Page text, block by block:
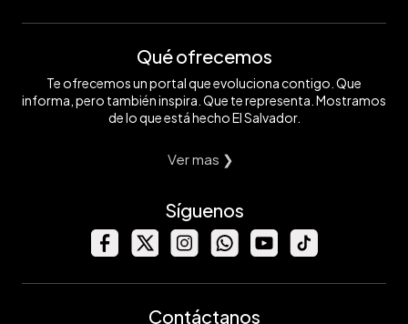
Qué ofrecemos
Te ofrecemos un portal que evoluciona contigo. Que
informa, pero también inspira. Que te representa. Mostramos
de lo que está hecho El Salvador.
Ver mas ❯
Síguenos
Contáctanos